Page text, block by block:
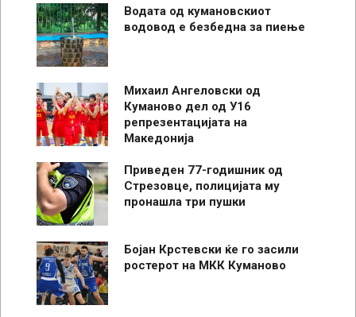
Водата од кумановскиот
водовод е безбедна за пиење
Михаил Ангеловски од
Куманово дел од У16
репрезентацијата на
Македонија
Приведен 77-годишник од
Стрезовце, полицијата му
пронашла три пушки
Бојан Крстевски ќе го засили
ростерот на МКК Куманово